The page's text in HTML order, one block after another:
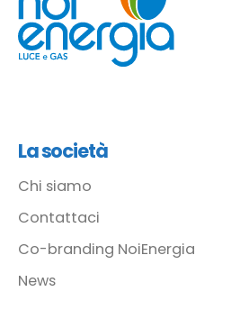
La società
Chi siamo
Contattaci
Co-branding NoiEnergia
News